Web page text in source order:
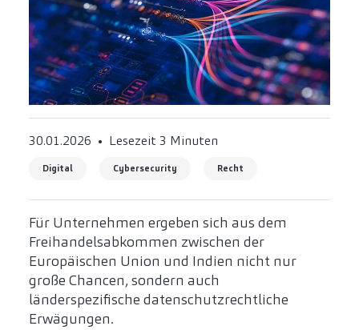
30.01.2026 Lesezeit 3 Minuten
Digital Cybersecurity Recht
Für Unternehmen ergeben sich aus dem
Freihandelsabkommen zwischen der
Europäischen Union und Indien nicht nur
große Chancen, sondern auch
länderspezifische datenschutzrechtliche
Erwägungen.